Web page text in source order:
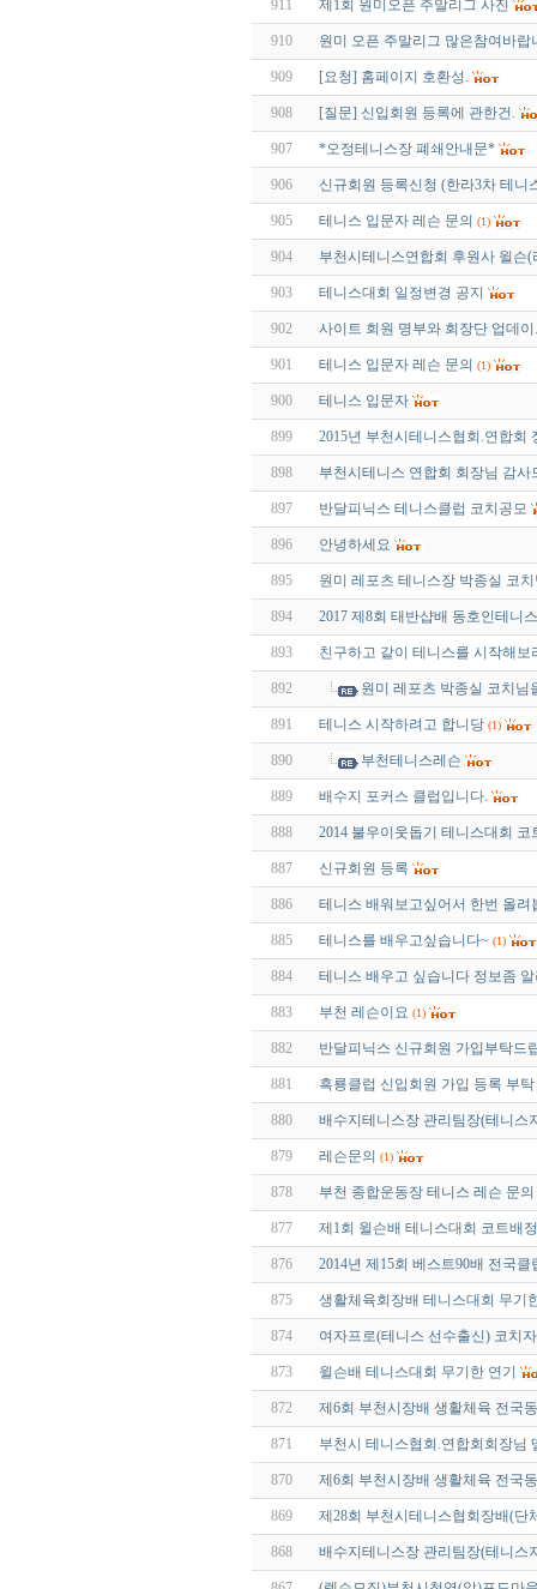
911 제1회 원미오픈 주말리그 사진
910 원미 오픈 주말리그 많은참여바랍
909 [요청] 홈페이지 호환성.
908 [질문] 신입회원 등록에 관한건.
907 *오정테니스장 폐쇄안내문*
906 신규회원 등록신청 (한라3차 테니
905 테니스 입문자 레슨 문의 (1)
904 부천시테니스연합회 후원사 윌슨(
903 테니스대회 일정변경 공지
902 사이트 회원 명부와 회장단 업데
901 테니스 입문자 레슨 문의 (1)
900 테니스 입문자
899 2015년 부천시테니스협회.연합회
898 부천시테니스 연합회 회장님 감사
897 반달피닉스 테니스클럽 코치공모
896 안녕하세요
895 원미 레포츠 테니스장 박종실 코
894 2017 제8회 태반샵배 동호인테니
893 친구하고 같이 테니스를 시작해보
892 원미 레포츠 박종실 코치님
891 테니스 시작하려고 합니당 (1)
890 부천테니스레슨
889 배수지 포커스 클럽입니다.
888 2014 불우이웃돕기 테니스대회 코
887 신규회원 등록
886 테니스 배워보고싶어서 한번 올려
885 테니스를 배우고싶습니다~ (1)
884 테니스 배우고 싶습니다 정보좀
883 부천 레슨이요 (1)
882 반달피닉스 신규회원 가입부탁드
881 흑룡클럽 신입회원 가입 등록 부
880 배수지테니스장 관리팀장(테니스
879 레슨문의 (1)
878 부천 종합운동장 테니스 레슨 문의
877 제1회 윌슨배 테니스대회 코트배정
876 2014년 제15회 베스트90배 전국
875 생활체육회장배 테니스대회 무기
874 여자프로(테니스 선수출신) 코치
873 윌슨배 테니스대회 무기한 연기
872 제6회 부천시장배 생활체육 전국
871 부천시 테니스협회.연합회회장님
870 제6회 부천시장배 생활체육 전국
869 제28회 부천시테니스협회장배(단
868 배수지테니스장 관리팀장(테니스